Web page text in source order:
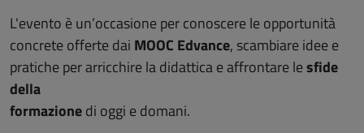
L'evento è un’occasione per conoscere le opportunità
concrete offerte dai MOOC Edvance, scambiare idee e
pratiche per arricchire la didattica e affrontare lesfide
della
formazionedi oggi e domani.